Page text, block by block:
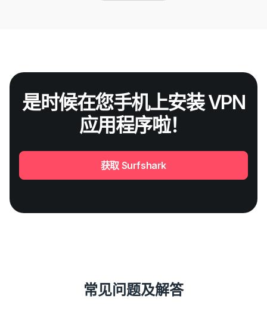
是时候在您手机上安装 VPN
应用程序啦！
获取 Surfshark
常见问题及解答